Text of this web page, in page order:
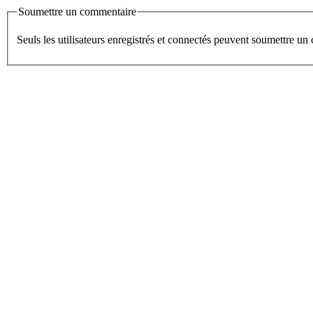
Soumettre un commentaire
Seuls les utilisateurs enregistrés et connectés peuvent soumettre un